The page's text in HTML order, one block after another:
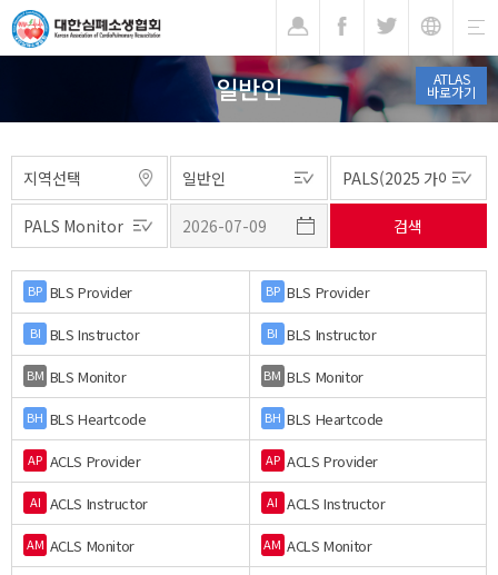
ATLAS
바로가기
일반인
BP BLS Provider BP BLS Provider
BI BLS Instructor BI BLS Instructor
BM BLS Monitor BM BLS Monitor
BH BLS Heartcode BH BLS Heartcode
AP ACLS Provider AP ACLS Provider
AI ACLS Instructor AI ACLS Instructor
AM ACLS Monitor AM ACLS Monitor